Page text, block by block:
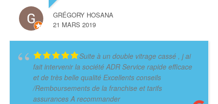
GRÉGORY HOSANA
21 MARS 2019
Suite à un double vitrage cassé , j ai
fait intervenir la société ADR Service rapide efficace
et de très belle qualité Excellents conseils
/Remboursements de la franchise et tarifs
assurances A recommander